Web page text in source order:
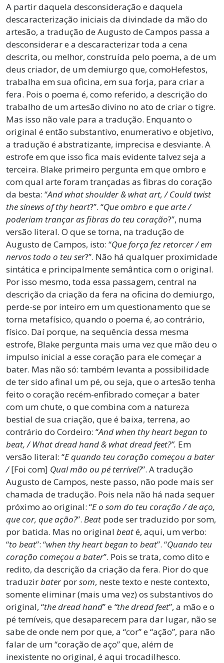
A partir daquela desconsideração e daquela
descaracterização iniciais da divindade da mão do
artesão, a tradução de Augusto de Campos passa a
desconsiderar e a descaracterizar toda a cena
descrita, ou melhor, construída pelo poema, a de um
deus criador, de um demiurgo que, comoHefestos,
trabalha em sua oficina, em sua forja, para criar a
fera. Pois o poema é, como referido, a descrição do
trabalho de um artesão divino no ato de criar o tigre.
Mas isso não vale para a tradução. Enquanto o
original é então substantivo, enumerativo e objetivo,
a tradução é abstratizante, imprecisa e desviante. A
estrofe em que isso fica mais evidente talvez seja a
terceira. Blake primeiro pergunta em que ombro e
com qual arte foram trançadas as fibras do coração
da besta: “And what shoulder & what art, / Could twist
the sinews of thy heart?”. “Que ombro e que arte /
poderiam trançar as fibras do teu coração?”, numa
versão literal. O que se torna, na tradução de
Augusto de Campos, isto: “Que força fez retorcer / em
nervos todo o teu ser?”. Não há qualquer proximidade
sintática e principalmente semântica com o original.
Por isso mesmo, toda essa passagem, central na
descrição da criação da fera na oficina do demiurgo,
perde-se por inteiro em um questionamento que se
torna metafísico, quando o poema é, ao contrário,
físico. Daí porque, na sequência dessa mesma
estrofe, Blake pergunta mais uma vez que mão deu o
impulso inicial a esse coração para ele começar a
bater. Mas não só: também levanta a possibilidade
de ter sido afinal um pé, ou seja, que o artesão tenha
feito o coração recém-enfibrado começar a bater
com um chute, o que combina com a natureza
bestial de sua criação, que é baixa, terrena, ao
contrário do Cordeiro: “And when thy heart began to
beat, / What dread hand & what dread feet?”. Em
versão literal: “E quando teu coração começou a bater
/[Foi com] Qual mão ou pé terrível?”. A tradução
Augusto de Campos, neste passo, não pode mais ser
chamada de tradução. Pois nela não há nada sequer
próximo ao original: “E o som do teu coração / de aço,
que cor, que ação?”. Beat pode ser traduzido por som,
por batida. Mas no original beaté, aqui, um verbo:
“to beat”: “when thy heart began to beat”. “Quando teu
coração começou a bater”. Pois se trata, como dito e
redito, da descrição da criação da fera. Pior do que
traduzirbaterporsom, neste texto e neste contexto,
somente eliminar (mais uma vez) os substantivos do
original, “thedread hand” e “the dread feet”, a mão e o
pé temíveis, que desaparecem para dar lugar, não se
sabe de onde nem por que, a “cor” e “ação”, para não
falar de um “coração de aço” que, além de
inexistente no original, é aqui trocadilhesco.